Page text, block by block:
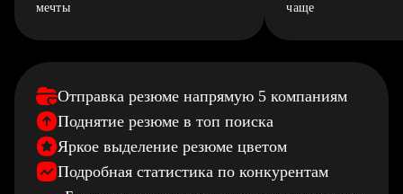
мечты
чаще
Отправка резюме напрямую 5 компаниям
Поднятие резюме в топ поиска
Яркое выделение резюме цветом
Подробная статистика по конкурентам